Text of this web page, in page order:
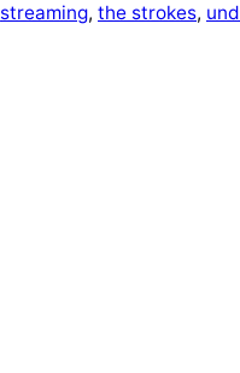
streaming, the strokes,